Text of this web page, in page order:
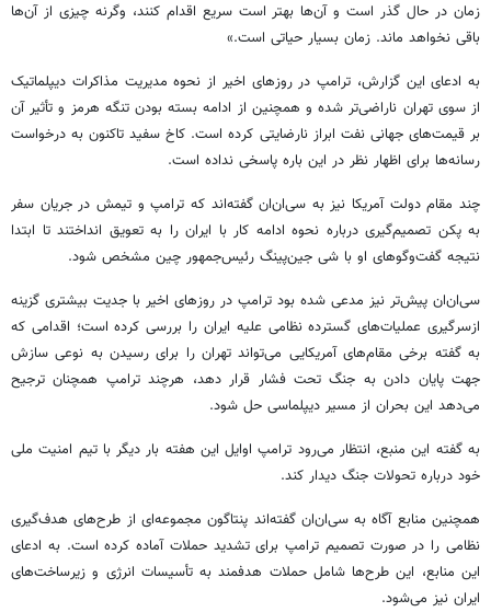
زمان در حال گذر است و آن‌ها بهتر است سریع اقدام کنند، وگرنه چیزی از آن‌ها
باقی نخواهد ماند. زمان بسیار حیاتی است.»
به ادعای این گزارش، ترامپ در روزهای اخیر از نحوه مدیریت مذاکرات دیپلماتیک
از سوی تهران ناراضی‌تر شده و همچنین از ادامه بسته بودن تنگه هرمز و تأثیر آن
بر قیمت‌های جهانی نفت ابراز نارضایتی کرده است. کاخ سفید تاکنون به درخواست
رسانه‌ها برای اظهار نظر در این باره پاسخی نداده است.
چند مقام دولت آمریکا نیز به سی‌ان‌ان گفته‌اند که ترامپ و تیمش در جریان سفر
به پکن تصمیم‌گیری درباره نحوه ادامه کار با ایران را به تعویق انداختند تا ابتدا
نتیجه گفت‌وگوهای او با شی جین‌پینگ رئیس‌جمهور چین مشخص شود.
سی‌ان‌ان پیش‌تر نیز مدعی شده بود ترامپ در روزهای اخیر با جدیت بیشتری گزینه
ازسرگیری عملیات‌های گسترده نظامی علیه ایران را بررسی کرده است؛ اقدامی که
به گفته برخی مقام‌های آمریکایی می‌تواند تهران را برای رسیدن به نوعی سازش
جهت پایان دادن به جنگ تحت فشار قرار دهد، هرچند ترامپ همچنان ترجیح
می‌دهد این بحران از مسیر دیپلماسی حل شود.
به گفته این منبع، انتظار می‌رود ترامپ اوایل این هفته بار دیگر با تیم امنیت ملی
خود درباره تحولات جنگ دیدار کند.
همچنین منابع آگاه به سی‌ان‌ان گفته‌اند پنتاگون مجموعه‌ای از طرح‌های هدف‌گیری
نظامی را در صورت تصمیم ترامپ برای تشدید حملات آماده کرده است. به ادعای
این منابع، این طرح‌ها شامل حملات هدفمند به تأسیسات انرژی و زیرساخت‌های
ایران نیز می‌شود.